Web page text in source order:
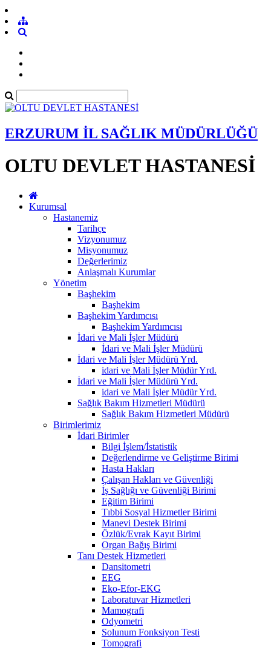
ERZURUM İL SAĞLIK MÜDÜRLÜĞÜ
OLTU DEVLET HASTANESİ
Kurumsal
Hastanemiz
Tarihçe
Vizyonumuz
Misyonumuz
Değerlerimiz
Anlaşmalı Kurumlar
Yönetim
Başhekim
Başhekim
Başhekim Yardımcısı
Başhekim Yardımcısı
İdari ve Mali İşler Müdürü
İdari ve Mali İşler Müdürü
İdari ve Mali İşler Müdürü Yrd.
idari ve Mali İşler Müdür Yrd.
İdari ve Mali İşler Müdürü Yrd.
idari ve Mali İşler Müdür Yrd.
Sağlık Bakım Hizmetleri Müdürü
Sağlık Bakım Hizmetleri Müdürü
Birimlerimiz
İdari Birimler
Bilgi İşlem/İstatistik
Değerlendirme ve Geliştirme Birimi
Hasta Hakları
Çalışan Hakları ve Güvenliği
İş Sağlığı ve Güvenliği Birimi
Eğitim Birimi
Tıbbi Sosyal Hizmetler Birimi
Manevi Destek Birimi
Özlük/Evrak Kayıt Birimi
Organ Bağış Birimi
Tanı Destek Hizmetleri
Dansitometri
EEG
Eko-Efor-EKG
Laboratuvar Hizmetleri
Mamografi
Odyometri
Solunum Fonksiyon Testi
Tomografi